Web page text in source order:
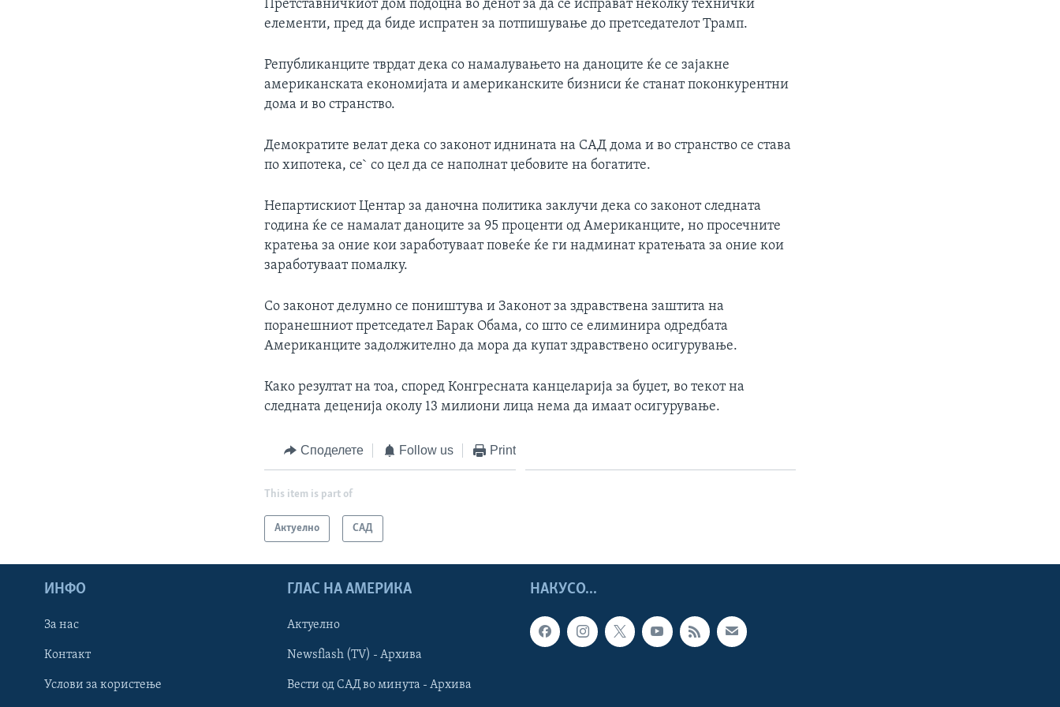
Learning English
Претставничкиот дом подоцна во денот за да се исправат неколку технички
елементи, пред да биде испратен за потпишување до претседателот Трамп.
Републиканците тврдат дека со намалувањето на даноците ќе се зајакне
американската економијата и американските бизниси ќе станат поконкурентни
дома и во странство.
Демократите велат дека со законот иднината на САД дома и во странство се става
по хипотека, се` со цел да се наполнат џебовите на богатите.
Непартискиот Центар за даночна политика заклучи дека со законот следната
година ќе се намалат даноците за 95 проценти од Американците, но просечните
кратења за оние кои заработуваат повеќе ќе ги надминат кратењата за оние кои
заработуваат помалку.
Со законот делумно се поништува и Законот за здравствена заштита на
поранешниот претседател Барак Обама, со што се елиминира одредбата
Американците задолжително да мора да купат здравствено осигурување.
Како резултат на тоа, според Конгресната канцеларија за буџет, во текот на
следната деценија околу 13 милиони лица нема да имаат осигурување.
Споделете Follow us Print
This item is part of
Актуелно САД
НАКУСО...
ИНФО
За нас
Контакт
Услови за користење
ГЛАС НА АМЕРИКА
Актуелно
Newsflash (TV) - Архива
Вести од САД во минута - Архива